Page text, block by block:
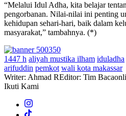
“Melalui Idul Adha, kita belajar
pengorbanan. Nilai-nilai ini penting
kehidupan sehari-hari, baik dalam
masyarakat,” tambahnya. (*)
1447 h aliyah mustika ilham iduladha
arifuddin pemkot wali kota makassar
Writer: Ahmad REditor: Tim
Ikuti Kami